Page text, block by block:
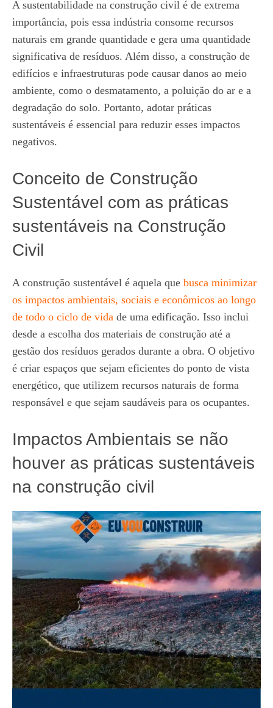
A sustentabilidade na construção civil é de extrema
importância, pois essa indústria consome recursos
naturais em grande quantidade e gera uma quantidade
significativa de resíduos. Além disso, a construção de
edifícios e infraestruturas pode causar danos ao meio
ambiente, como o desmatamento, a poluição do ar e a
degradação do solo. Portanto, adotar práticas
sustentáveis é essencial para reduzir esses impactos
negativos.
Conceito de Construção
Sustentável com as práticas
sustentáveis na Construção
Civil
A construção sustentável é aquela que busca minimizar
os impactos ambientais, sociais e econômicos ao longo
de todo o ciclo de vida de uma edificação. Isso inclui
desde a escolha dos materiais de construção até a
gestão dos resíduos gerados durante a obra. O objetivo
é criar espaços que sejam eficientes do ponto de vista
energético, que utilizem recursos naturais de forma
responsável e que sejam saudáveis para os ocupantes.
Impactos Ambientais se não
houver as práticas sustentáveis
na construção civil